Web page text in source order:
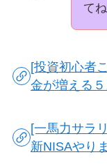
てね
[投資初心者
金が増える
[一馬力サラ
新NISAやり